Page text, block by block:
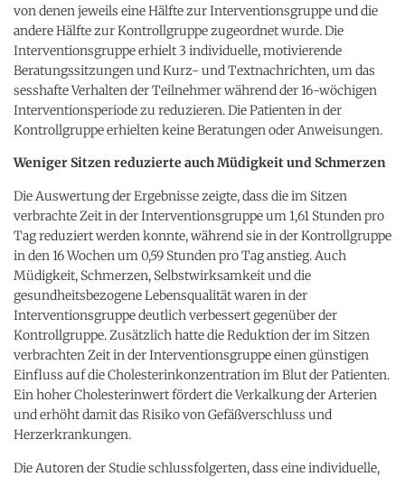
von denen jeweils eine Hälfte zur Interventionsgruppe und die
andere Hälfte zur Kontrollgruppe zugeordnet wurde. Die
Interventionsgruppe erhielt 3 individuelle, motivierende
Beratungssitzungen und Kurz- und Textnachrichten, um das
sesshafte Verhalten der Teilnehmer während der 16-wöchigen
Interventionsperiode zu reduzieren. Die Patienten in der
Kontrollgruppe erhielten keine Beratungen oder Anweisungen.
Weniger Sitzen reduzierte auch Müdigkeit und Schmerzen
Die Auswertung der Ergebnisse zeigte, dass die im Sitzen
verbrachte Zeit in der Interventionsgruppe um 1,61 Stunden pro
Tag reduziert werden konnte, während sie in der Kontrollgruppe
in den 16 Wochen um 0,59 Stunden pro Tag anstieg. Auch
Müdigkeit, Schmerzen, Selbstwirksamkeit und die
gesundheitsbezogene Lebensqualität waren in der
Interventionsgruppe deutlich verbessert gegenüber der
Kontrollgruppe. Zusätzlich hatte die Reduktion der im Sitzen
verbrachten Zeit in der Interventionsgruppe einen günstigen
Einfluss auf die Cholesterinkonzentration im Blut der Patienten.
Ein hoher Cholesterinwert fördert die Verkalkung der Arterien
und erhöht damit das Risiko von Gefäßverschluss und
Herzerkrankungen.
Die Autoren der Studie schlussfolgerten, dass eine individuelle,